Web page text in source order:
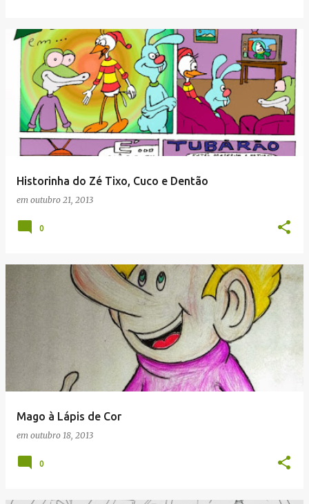
Historinha do Zé Tixo, Cuco e Dentão
em outubro 21, 2013
0
Mago à Lápis de Cor
em outubro 18, 2013
0